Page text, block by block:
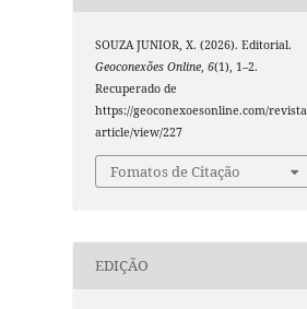
SOUZA JUNIOR, X. (2026). Editorial.
Geoconexões Online,6(1), 1–2.
Recuperado de
https://geoconexoesonline.com/
article/view/227
Fomatos de Citação
EDIÇÃO